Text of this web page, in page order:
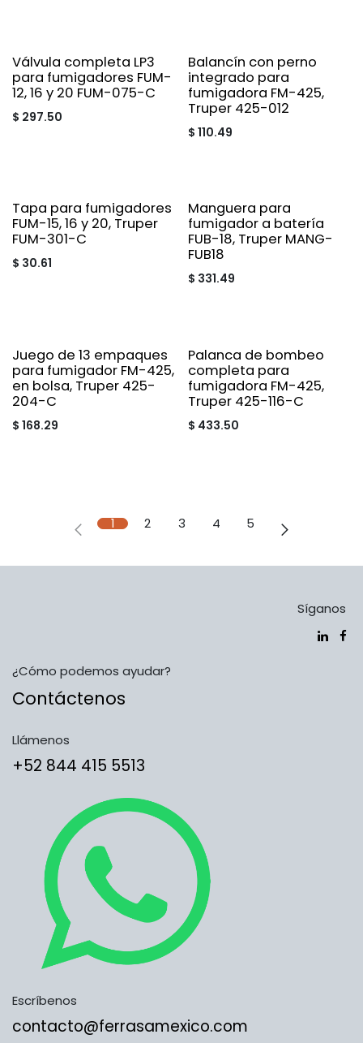
Válvula completa LP3
para fumigadores FUM-
12, 16 y 20 FUM-075-C
$ 297.50
Balancín con perno
integrado para
fumigadora FM-425,
Truper 425-012
$ 110.49
Tapa para fumigadores
FUM-15, 16 y 20, Truper
FUM-301-C
$ 30.61
Manguera para
fumigador a batería
FUB-18, Truper MANG-
FUB18
$ 331.49
Juego de 13 empaques
para fumigador FM-425,
en bolsa, Truper 425-
204-C
$ 168.29
Palanca de bombeo
completa para
fumigadora FM-425,
Truper 425-116-C
$ 433.50
1 2 3 4 5
Síganos
¿Cómo podemos ayudar?
Contáctenos
Llámenos
​​​​​​​​​​​​+5​2​ ​8​4​4​ ​4​1​5​ 5​5​1​3​​​​​​​​​​​​​​
Escríbenos
contacto@ferrasamexico.com